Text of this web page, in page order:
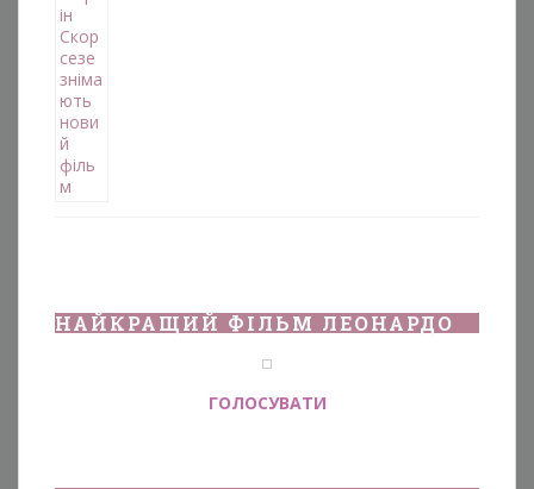
НАЙКРАЩИЙ ФІЛЬМ ЛЕОНАРДО
ГОЛОСУВАТИ